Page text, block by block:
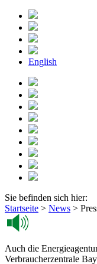
English
Sie befinden sich hier:
Startseite > News >
Auch die
Verbraucherzentrale